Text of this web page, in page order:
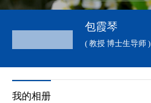
包霞琴
( 教授 博士生导师 )
我的相册